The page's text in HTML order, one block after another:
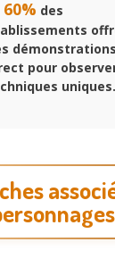
60% des
pour
uniques.